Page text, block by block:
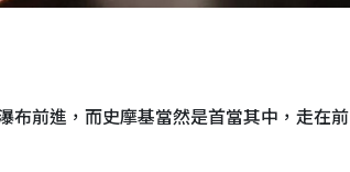
前進，而史摩基當然是首當其中，走在前